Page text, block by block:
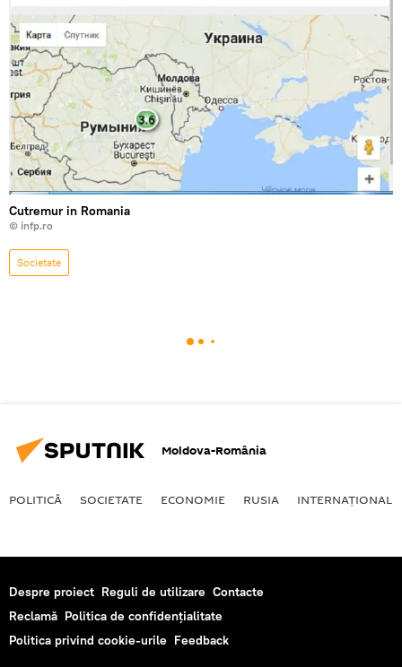
Cutremur in Romania
© infp.ro
Societate
Moldova-România
POLITICĂ SOCIETATE ECONOMIE RUSIA INTERNAŢIONAL
Despre proiect Reguli de utilizare Contacte
Reclamă Politica de confidențialitate
Politica privind cookie-urile Feedback